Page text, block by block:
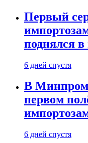
Первый
поднялся в
6 дней спустя
В
первом
6 дней спустя